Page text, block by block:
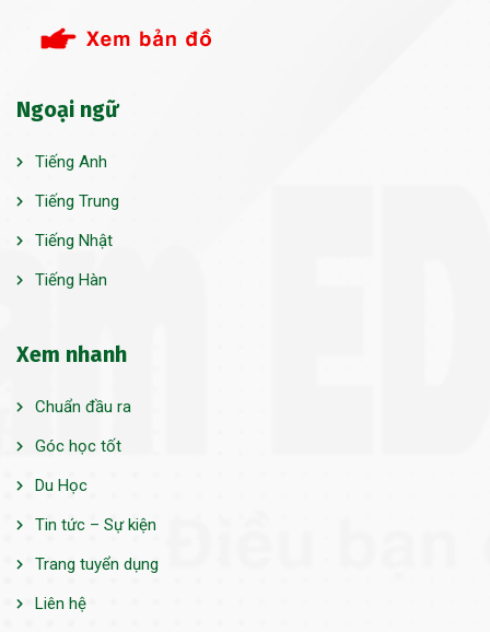
Ngoại ngữ
Tiếng Anh
Tiếng Trung
Tiếng Nhật
Tiếng Hàn
Xem nhanh
Chuẩn đầu ra
Góc học tốt
Du Học
Tin tức – Sự kiện
Trang tuyển dụng
Liên hệ